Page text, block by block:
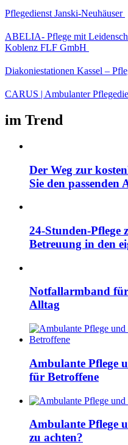
Pflegedienst Janski-Neuhäuser
ABELIA- Pflege mit
Koblenz FLF GmbH
Diakoniestationen Kassel –
CARUS | Ambulanter
im Trend
Der Weg zur
Sie den passenden
24-Stunden-Pflege
Betreuung in den
Notfallarmband
Alltag
Ambulante Pflege
für Betroffene
Ambulante Pflege
zu achten?